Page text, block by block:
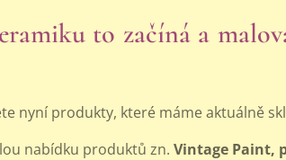
to začíná a
nyní produkty, které máme aktuálně
nabídku produktů zn. Vintage Paint,